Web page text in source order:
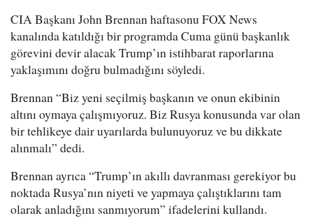
CIA Başkanı John Brennan haftasonu FOX News
kanalında katıldığı bir programda Cuma günü başkanlık
görevini devir alacak Trump’ın istihbarat raporlarına
yaklaşımını doğru bulmadığını söyledi.
Brennan “Biz yeni seçilmiş başkanın ve onun ekibinin
altını oymaya çalışmıyoruz. Biz Rusya konusunda var olan
bir tehlikeye dair uyarılarda bulunuyoruz ve bu dikkate
alınmalı” dedi.
Brennan ayrıca “Trump’ın akıllı davranması gerekiyor bu
noktada Rusya’nın niyeti ve yapmaya çalıştıklarını tam
olarak anladığını sanmıyorum” ifadelerini kullandı.